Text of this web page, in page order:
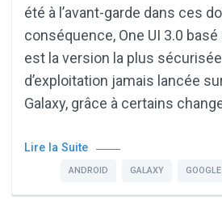
été à l’avant-garde dans ces
conséquence, One UI 3.0
est la version la plus
d’exploitation jamais lancée
Galaxy, grâce à certains
Lire la Suite
ANDROID GALAXY GOOGLE